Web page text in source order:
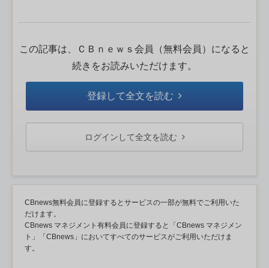
この記事は、ＣＢｎｅｗｓ会員（無料会員）になると
続きをお読みいただけます。
登録して全文を読む
ログインして全文を読む
CBnews無料会員に登録するとサービスの一部が無料でご利用いた
だけます。
CBnews マネジメント有料会員に登録すると「CBnews マネジメン
ト」「CBnews」においてすべてのサービスがご利用いただけま
す。